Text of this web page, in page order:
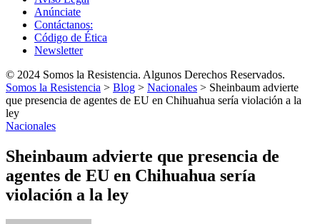
Anúnciate
Contáctanos:
Código de Ética
Newsletter
© 2024 Somos la Resistencia. Algunos Derechos Reservados.
Somos la Resistencia > Blog > Nacionales > Sheinbaum advierte
que presencia de agentes de EU en Chihuahua sería violación a la
ley
Nacionales
Sheinbaum advierte que presencia de
agentes de EU en Chihuahua sería
violación a la ley